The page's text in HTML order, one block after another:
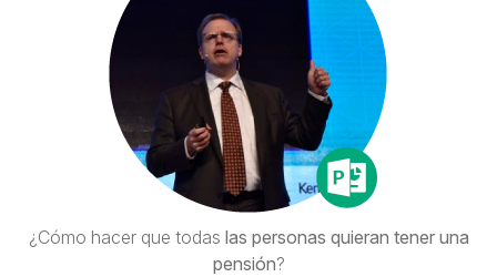
¿Cómo hacer que todas las personas quieran tener una
pensión?